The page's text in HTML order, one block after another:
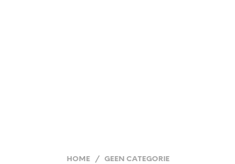
HOME / GEEN CATEGORIE